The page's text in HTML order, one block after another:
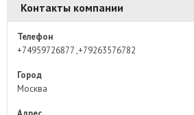
Контакты компании
Телефон
+74959726877 ,+79263576782
Город
Москва